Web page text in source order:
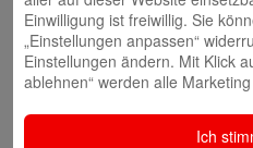
Name*
E-Mail*
Einwilligung ist freiwillig. Sie
„Einstellungen anpassen“
Einstellungen ändern. Mit Klick
ablehnen“ werden alle
Ich